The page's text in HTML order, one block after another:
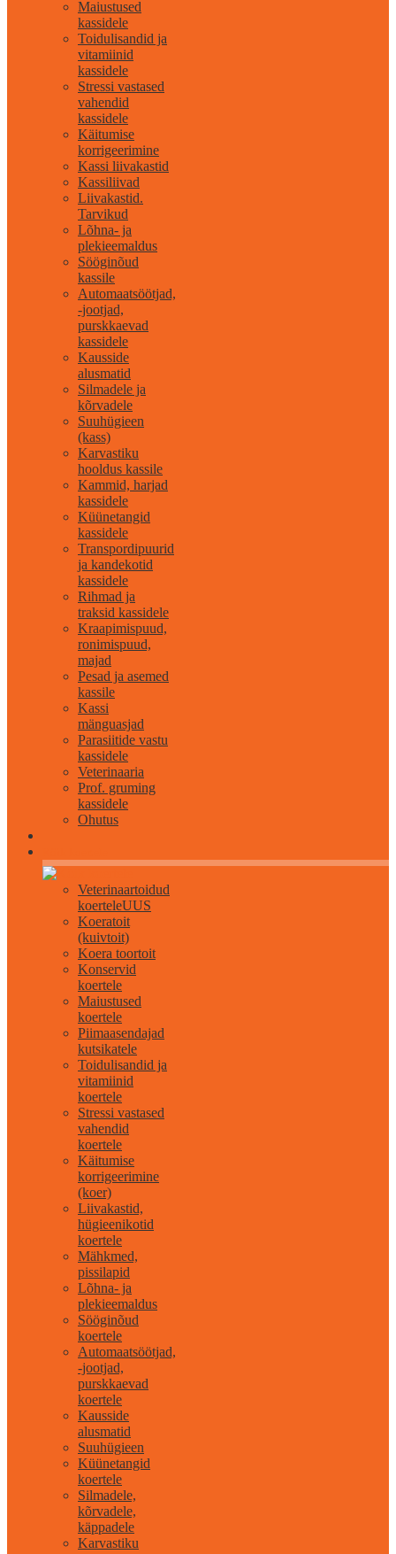
Maiustused
kassidele
Toidulisandid ja
vitamiinid
kassidele
Stressi vastased
vahendid
kassidele
Käitumise
korrigeerimine
Kassi liivakastid
Kassiliivad
Liivakastid.
Tarvikud
Lõhna- ja
plekieemaldus
Sööginõud
kassile
Automaatsöötjad,
-jootjad,
purskkaevad
kassidele
Kausside
alusmatid
Silmadele ja
kõrvadele
Suuhügieen
(kass)
Karvastiku
hooldus kassile
Kammid, harjad
kassidele
Küünetangid
kassidele
Transpordipuurid
ja kandekotid
kassidele
Rihmad ja
traksid kassidele
Kraapimispuud,
ronimispuud,
majad
Pesad ja asemed
kassile
Kassi
mänguasjad
Parasiitide vastu
kassidele
Veterinaaria
Prof. gruming
kassidele
Ohutus
Veterinaartoidud
koerteleUUS
Koeratoit
(kuivtoit)
Koera toortoit
Konservid
koertele
Maiustused
koertele
Piimaasendajad
kutsikatele
Toidulisandid ja
vitamiinid
koertele
Stressi vastased
vahendid
koertele
Käitumise
korrigeerimine
(koer)
Liivakastid,
hügieenikotid
koertele
Mähkmed,
pissilapid
Lõhna- ja
plekieemaldus
Sööginõud
koertele
Automaatsöötjad,
-jootjad,
purskkaevad
koertele
Kausside
alusmatid
Suuhügieen
Küünetangid
koertele
Silmadele,
kõrvadele,
käppadele
Karvastiku